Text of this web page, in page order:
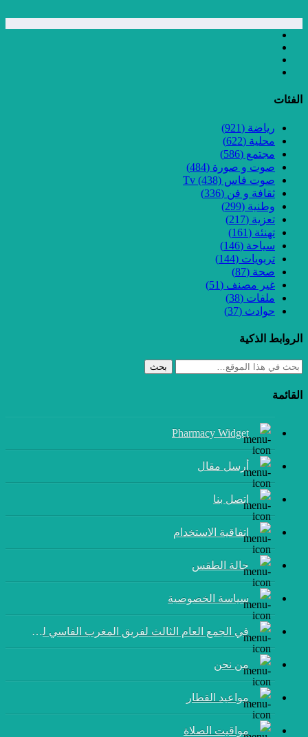
الفئات
رياضة (921)
محلية (622)
مجتمع (586)
صوت و صورة (484)
صوت فاس Tv (438)
ثقافة و فن (336)
وطنية (299)
تعزية (217)
تهنئة (161)
سياحة (146)
تربويات (144)
صحة (87)
غير مصنف (51)
ملفات (38)
حوادث (37)
الروابط الذكية
بحث
القائمة
Pharmacy Widget
أرسل مقال
إتصل بنا
اتفاقية الاستخدام
حالة الطقس
سياسة الخصوصية
في الجمع العام الثالث لفريق المغرب الفاسي لكرة القدم:
من نحن
مواعيد القطار
مواقيت الصلاة